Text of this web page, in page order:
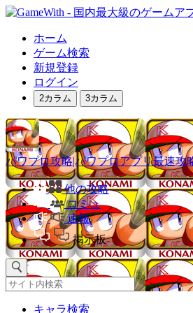
ホーム
ゲーム検索
新規登録
ログイン
2カラム 3カラム
パワプロ攻略|パワプロアプリ最速攻
他の攻略
コミュ
速報
掲示板
キャラ検索